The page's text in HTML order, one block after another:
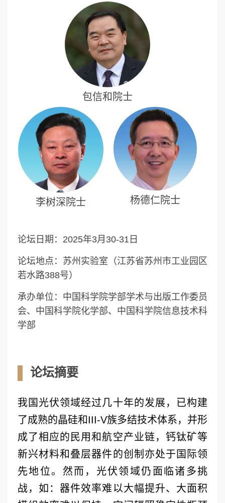
包信和院士
李树深院士 杨德仁院士
论坛日期：2025年3月30-31日
论坛地点：苏州实验室（江苏省苏州市工业园区
若水路388号）
承办单位：中国科学院学部学术与出版工作委员
会、中国科学院化学部、中国科学院信息技术科
学部
论坛摘要
我国光伏领域经过几十年的发展，已构建
了成熟的晶硅和III-V族多结技术体系，并形
成了相应的民用和航空产业链，钙钛矿等
新兴材料和叠层器件的创制亦处于国际领
先地位。然而，光伏领域仍面临诸多挑
战，如：器件效率难以大幅提升、大面积